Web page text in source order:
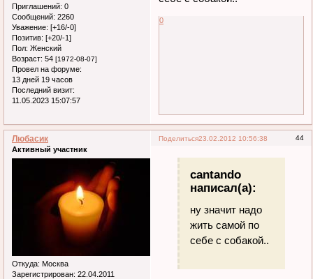
Приглашений: 0
Сообщений: 2260
Уважение: [+16/-0]
Позитив: [+20/-1]
Пол: Женский
Возраст: 54 [1972-08-07]
Провел на форуме:
13 дней 19 часов
Последний визит:
11.05.2023 15:07:57
0
Поделиться 44
23.02.2012 10:56:38
Любасик
Активный участник
Откуда: Москва
Зарегистрирован: 22.04.2011
cantando
написал(а):
ну значит надо
жить самой по
себе с собакой..